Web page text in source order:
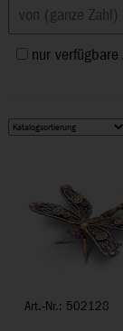
nur verfügbare
Art.-Nr.: 502128